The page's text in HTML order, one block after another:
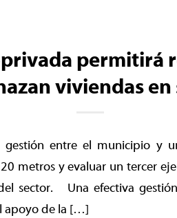
permitirá
viviendas en
entre el municipio y
metros y evaluar un tercer
sector. Una efectiva
apoyo de la […]